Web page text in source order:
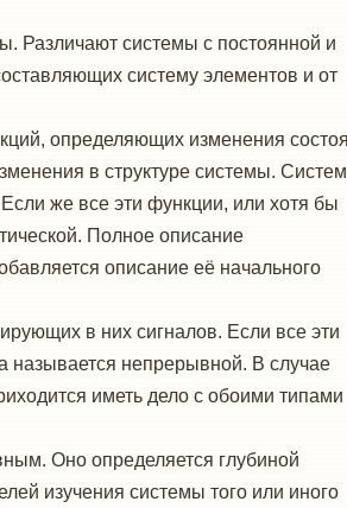
Различают системы с постоянной и
систему элементов и от
определяющих изменения
в структуре системы.
же все эти функции, или хотя бы
Полное описание
описание её начального
в них сигналов. Если все эти
называется непрерывной. В случае
иметь дело с обоими типами
Оно определяется глубиной
изучения системы того или иного